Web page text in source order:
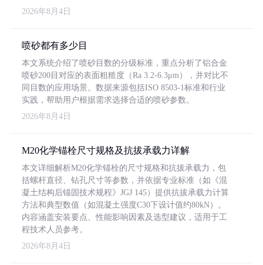
2026年8月4日
喷砂都有多少目
本文系统介绍了喷砂目数的分级标准，重点分析了铝合金
喷砂200目对应的表面粗糙度（Ra 3.2-6.3μm），并对比不
同目数的应用场景。数据来源包括ISO 8503-1标准和行业
实践，帮助用户根据需求选择合适的喷砂参数。
2026年8月4日
M20化学锚栓尺寸规格及抗拔承载力详解
本文详细解析M20化学锚栓的尺寸规格和抗拔承载力，包
括螺杆直径、钻孔尺寸等参数，并依据专业标准（如《混
凝土结构后锚固技术规程》JGJ 145）提供抗拔承载力计算
方法和典型数值（如混凝土强度C30下设计值约80kN）。
内容涵盖安装要点、性能影响因素及选型建议，适用于工
程技术人员参考。
2026年8月4日